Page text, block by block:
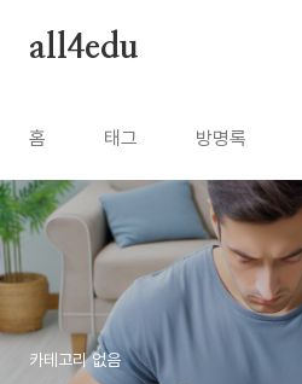
all4edu
홈 태그 방명록
카테고리 없음